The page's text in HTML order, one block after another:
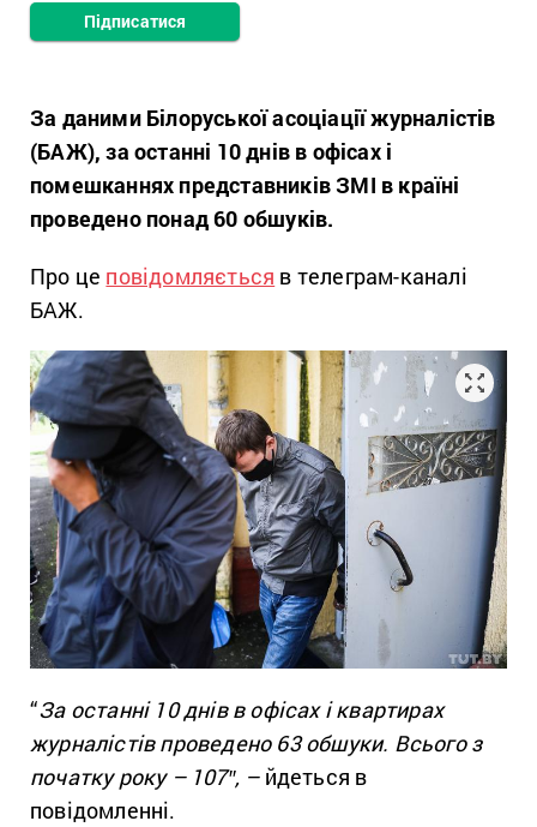
Підписатися
За даними Білоруської асоціації журналістів
(БАЖ), за останні 10 днів в офісах і
помешканнях представників ЗМІ в країні
проведено понад 60 обшуків.
Про це повідомляється в телеграм-каналі
БАЖ.
“За останні 10 днів в офісах і квартирах
журналістів проведено 63 обшуки. Всього з
початку року – 107″, – йдеться в
повідомленні.